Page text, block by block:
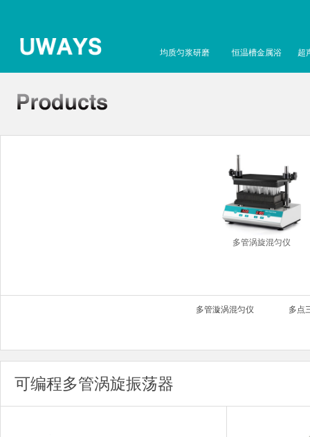
均质匀浆研磨 恒温槽金属浴 超
多管涡旋混匀仪
多管漩涡混匀仪 多点
可编程多管涡旋振荡器